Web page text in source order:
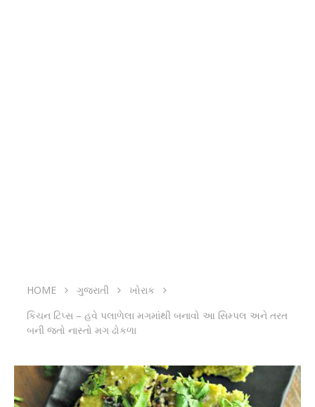
HOME ગુજરાતી
ખોરાક
કિચન ટિપ્સ – હવે પલાળેલા મગમાંથી બનાવો આ સિમ્પલ અને તરત
બની જતો નાસ્તો મગ ઢોકળા